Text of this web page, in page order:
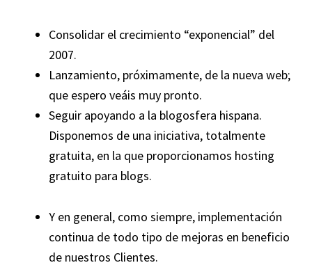
Consolidar el crecimiento “exponencial” del
2007.
Lanzamiento, próximamente, de la nueva web;
que espero veáis muy pronto.
Seguir apoyando a la blogosfera hispana.
Disponemos de una iniciativa, totalmente
gratuita, en la que proporcionamos hosting
gratuito para blogs.
Y en general, como siempre, implementación
continua de todo tipo de mejoras en beneficio
de nuestros Clientes.